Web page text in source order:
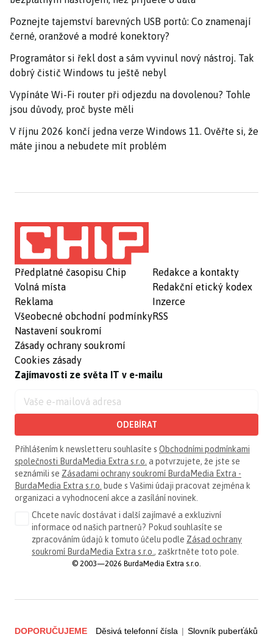
Poznejte tajemství barevných USB portů: Co znamenají
černé, oranžové a modré konektory?
Programátor si řekl dost a sám vyvinul nový nástroj. Tak
dobrý čistič Windows tu ještě nebyl
Vypínáte Wi-Fi router při odjezdu na dovolenou? Tohle
jsou důvody, proč byste měli
V říjnu 2026 končí jedna verze Windows 11. Ověřte si, že
máte jinou a nebudete mít problém
Předplatné časopisu Chip
Volná místa
Reklama
Všeobecné obchodní podmínky
Nastavení soukromí
Zásady ochrany soukromí
Cookies zásady
Redakce a kontakty
Redakční etický kodex
Inzerce
RSS
Zajímavosti ze světa IT v e-mailu
ODEBÍRAT
Přihlášením k newsletteru souhlasíte s Obchodními podmínkami
společnosti BurdaMedia Extra s.r.o. a potvrzujete, že jste se
seznámili se Zásadami ochrany soukromí BurdaMedia Extra -
BurdaMedia Extra s.r.o. bude s Vašimi údaji pracovat zejména k
organizaci a vyhodnocení akce a zasílání novinek.
Chcete navíc dostávat i další zajímavé a exkluzivní
informace od našich partnerů? Pokud souhlasíte se
zpracováním údajů k tomuto účelu podle Zásad ochrany
soukromí BurdaMedia Extra s.r.o., zaškrtněte toto pole.
© 2003—2026 BurdaMedia Extra s.r.o.
DOPORUČUJEME Děsivá telefonní čísla | Slovník puberťáků